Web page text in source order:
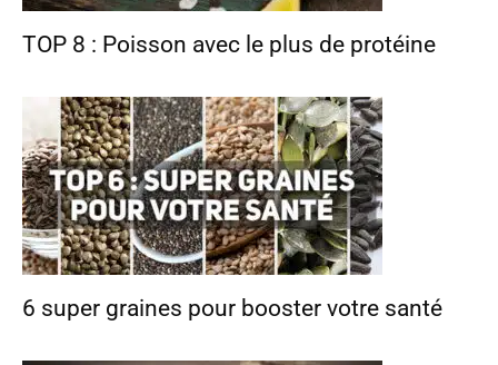
TOP 8 : Poisson avec le plus de protéine
6 super graines pour booster votre santé